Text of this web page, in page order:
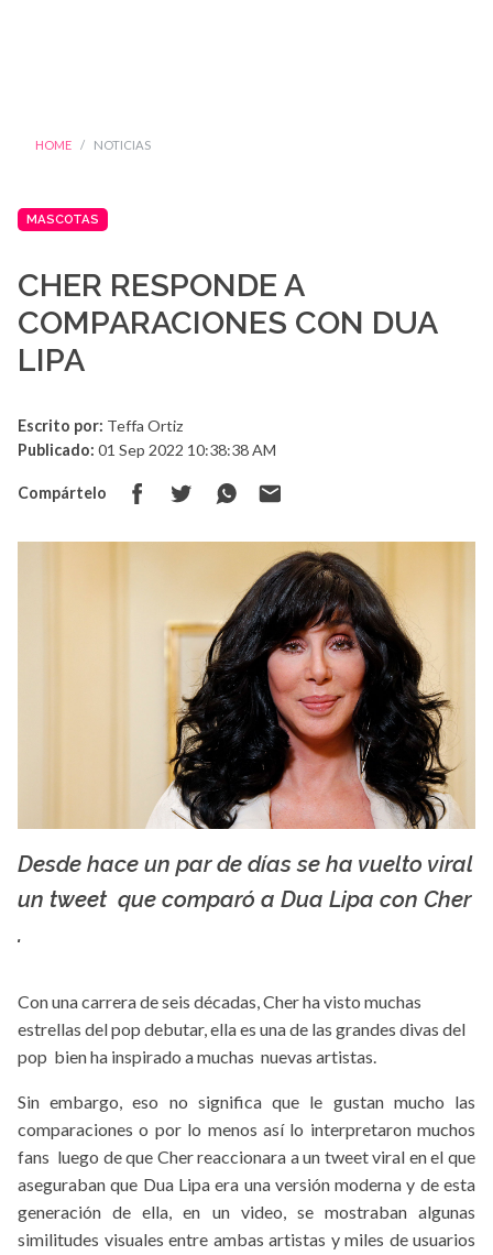
HOME NOTICIAS
MASCOTAS
CHER RESPONDE A
COMPARACIONES CON DUA
LIPA
Escrito por: Teffa Ortiz
Publicado: 01 Sep 2022 10:38:38 AM
Compártelo
La X mas música
Desde hace un par de días se ha vuelto viral
un tweet que comparó a Dua Lipa con Cher
.
Con una carrera de seis décadas, Cher ha visto muchas
estrellas del pop debutar, ella es una de las grandes divas del
pop bien ha inspirado a muchas nuevas artistas.
Sin embargo, eso no significa que le gustan mucho las
comparaciones o por lo menos así lo interpretaron muchos
fans luego de que Cher reaccionara a un tweet viral en el que
aseguraban que Dua Lipa era una versión moderna y de esta
generación de ella, en un video, se mostraban algunas
similitudes visuales entre ambas artistas y miles de usuarios